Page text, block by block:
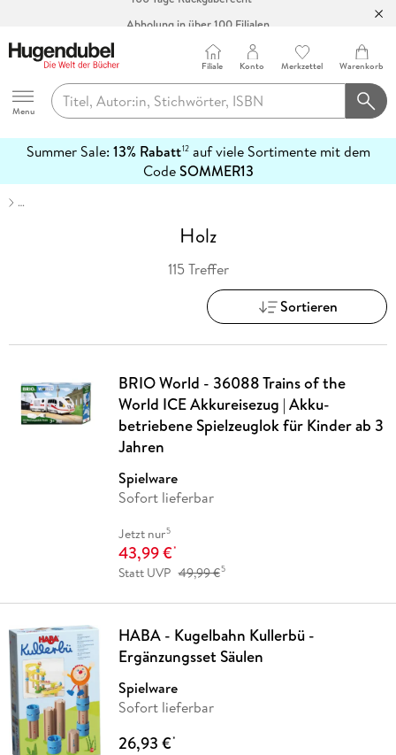
Hugendubel
Menu
Filiale Konto Merkzettel Warenkorb
Summer Sale: 13% Rabatt12auf viele Sortimente mit dem
CodeSOMMER13
erfahren
…
Holz
115 Treffer
Sortieren
BRIO World - 36088 Trains of the
World ICE Akkureisezug | Akku-
betriebene Spielzeuglok für Kinder ab 3
Jahren
Spielware
Sofort lieferbar
Jetzt nur5
43,99 €*
Statt UVP 49,99 €5
HABA - Kugelbahn Kullerbü -
Ergänzungsset Säulen
Spielware
Sofort lieferbar
26,93 €*